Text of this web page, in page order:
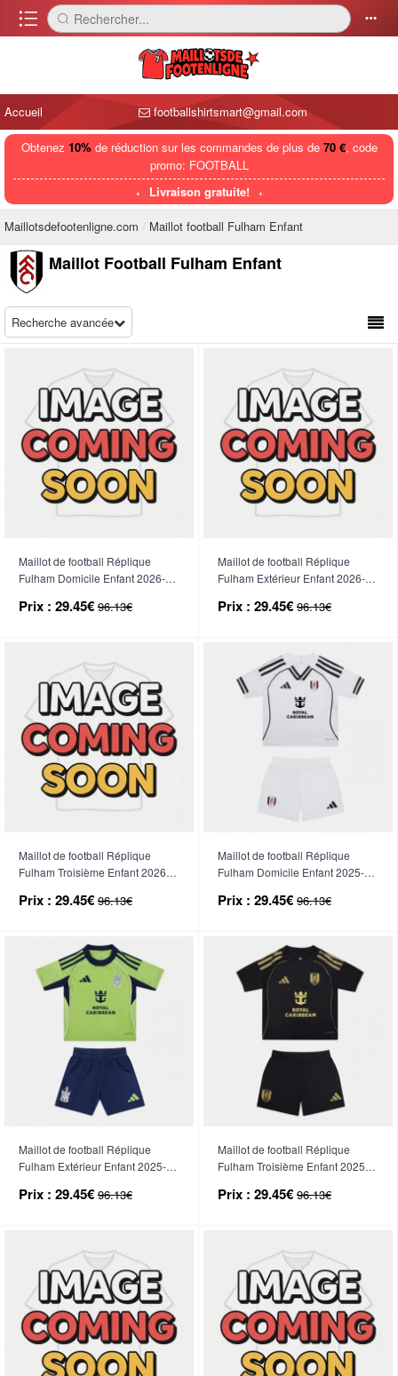
󰈍 󰅼 Rechercher... 󰄒
Accueil footballshirtsmart@gmail.com
Obtenez 10%de réduction sur les commandes de plus de 70 €, code
promo: FOOTBALL
Livraison gratuite!
Maillotsdefootenligne.com Maillot football Fulham Enfant
Maillot Football Fulham Enfant
Recherche avancée
Maillot de football Réplique
Fulham Domicile Enfant 2026-27
court)
Prix : 29.45€ 96.13€
Maillot de football Réplique
Fulham Extérieur Enfant 2026-27
court)
Prix : 29.45€ 96.13€
Maillot de football Réplique
Fulham Troisième Enfant 2026-
court)
Prix : 29.45€ 96.13€
Maillot de football Réplique
Fulham Domicile Enfant 2025-26
court)
Prix : 29.45€ 96.13€
Maillot de football Réplique
Fulham Extérieur Enfant 2025-26
court)
Prix : 29.45€ 96.13€
Maillot de football Réplique
Fulham Troisième Enfant 2025-
court)
Prix : 29.45€ 96.13€